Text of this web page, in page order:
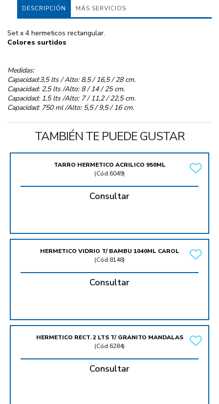
DESCRIPCIÓN MÁS SERVICIOS
Set x 4 hermeticos rectangular.
Colores surtidos
Medidas:
Capacidad:3,5 lts / Alto: 8,5 / 16,5 / 28 cm.
Capacidad: 2,5 lts /Alto: 8 / 14 / 25 cm.
Capacidad: 1,5 lts /Alto: 7 / 11,2 / 22,5 cm.
Capacidad: 750 ml /Alto: 5,5 / 9,5 / 16 cm.
TAMBIÉN TE PUEDE GUSTAR
TARRO HERMETICO ACRILICO 950ML
(Cód.6049)
Consultar
HERMETICO VIDRIO T/ BAMBU 1040ML CAROL
(Cód.8148)
Consultar
HERMETICO RECT. 2 LTS T/ GRANITO MANDALAS
(Cód.6284)
Consultar